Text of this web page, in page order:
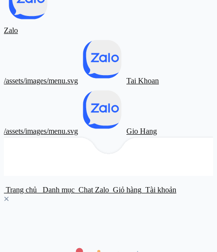
Zalo
/assets/images/menu.svg Tai Khoan
/assets/images/menu.svg Gio Hang
Trang chủ Danh mục Chat Zalo Giỏ hàng Tài khoản